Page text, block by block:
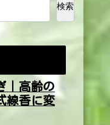
検索
｜高齢の
線香に変